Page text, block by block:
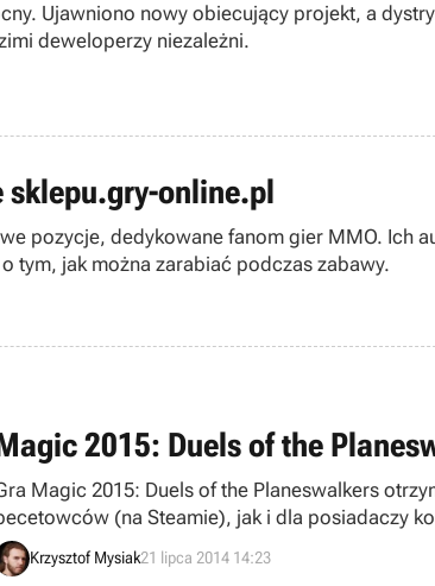
Ujawniono nowy obiecujący projekt, a
deweloperzy niezależni.
sklepu.gry-online.pl
pozycje, dedykowane fanom gier MMO. Ich
tym, jak można zarabiać podczas zabawy.
2015: Duels of the
Magic 2015: Duels of the Planeswalkers
(na Steamie), jak i dla posiadaczy
tryb składania talii oraz część
Krzysztof Mysiak21 lipca 2014 14:23